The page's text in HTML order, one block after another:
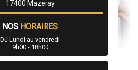
17400 Mazeray
NOS HORAIRES
Du Lundi au vendredi
9h00 - 18h00